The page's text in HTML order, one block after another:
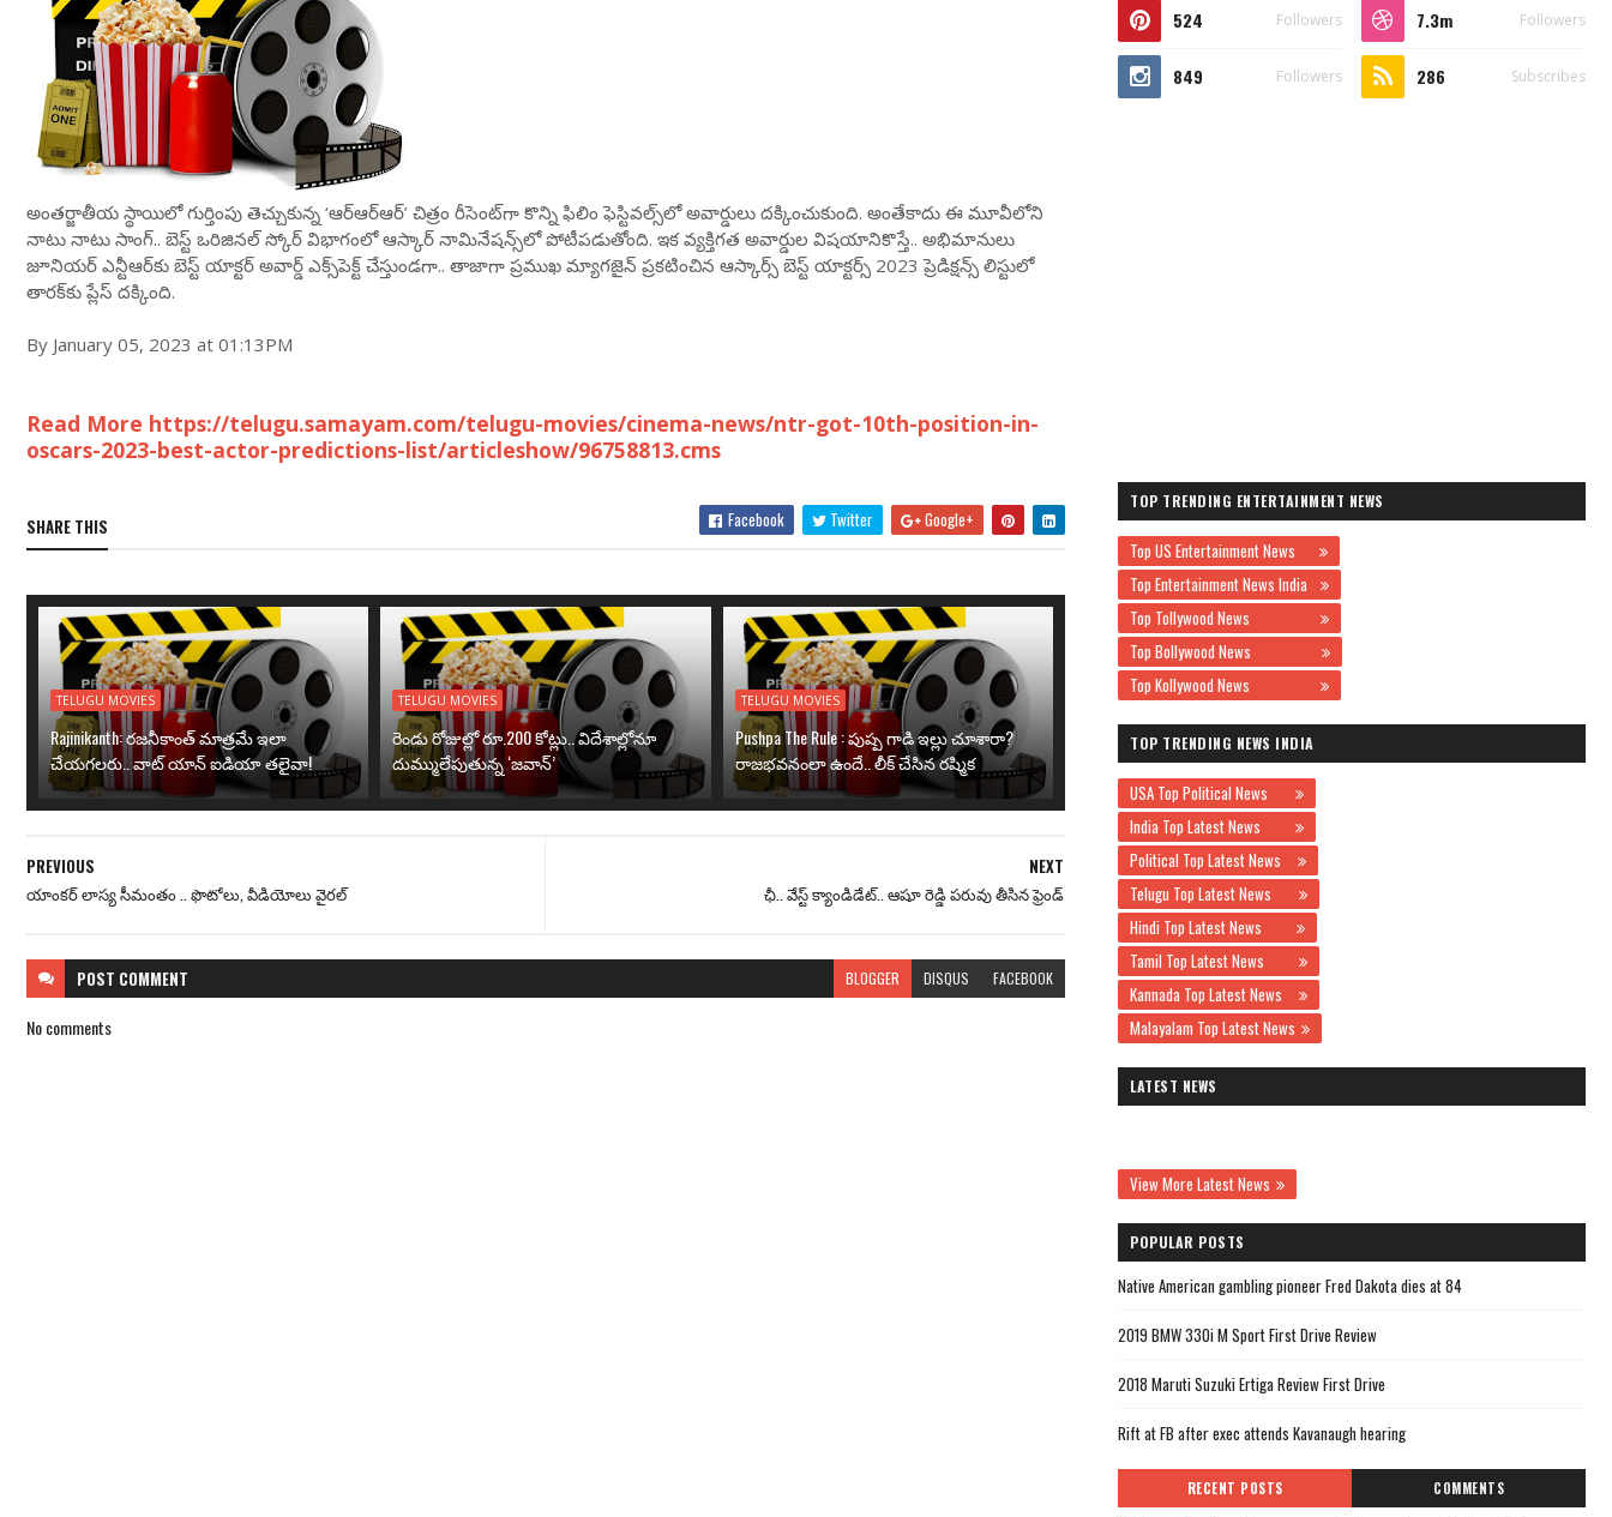
అంతర్జాతీయ స్థాయిలో గుర్తింపు తెచ్చుకున్న ‘ఆర్ఆర్ఆర్’ చిత్రం రీసెంట్‌గా కొన్ని ఫిలిం ఫెస్టివల్స్‌లో అవార్డులు దక్కించుకుంది. అంతేకాదు ఈ మూవీలోని
నాటు నాటు సాంగ్.. బెస్ట్ ఒరిజినల్ స్కోర్ విభాగంలో ఆస్కార్ నామినేషన్స్‌లో పోటీపడుతోంది. ఇక వ్యక్తిగత అవార్డుల విషయానికొస్తే.. అభిమానులు
జూనియర్ ఎన్టీఆర్‌కు బెస్ట్ యాక్టర్ అవార్డ్ ఎక్స్‌పెక్ట్ చేస్తుండగా.. తాజాగా ప్రముఖ మ్యాగజైన్ ప్రకటించిన ఆస్కార్స్ బెస్ట్ యాక్టర్స్ 2023 ప్రెడిక్షన్స్ లిస్టులో
తారక్‌కు ప్లేస్ దక్కింది.
By January 05, 2023 at 01:13PM
Read More https://telugu.samayam.com/telugu-movies/cinema-news/ntr-got-10th-position-in-
oscars-2023-best-actor-predictions-list/articleshow/96758813.cms
SHARE THIS Facebook Twitter Google+
TELUGU MOVIES
Rajinikanth: రజనీకాంత్ మాత్రమే ఇలా
చేయగలరు.. వాట్ యాన్ ఐడియా తలైవా!
TELUGU MOVIES
రెండు రోజుల్లో రూ.200 కోట్లు.. విదేశాల్లోనూ
దుమ్ములేపుతున్న ‘జవాన్’
TELUGU MOVIES
Pushpa The Rule : పుష్ప గాడి ఇల్లు చూశారా?
రాజభవనంలా ఉందే.. లీక్ చేసిన రష్మిక
NEXT
ఛీ.. వేస్ట్ క్యాండిడేట్‌.. ఆషూ రెడ్డి ప‌రువు తీసిన ఫ్రెండ్‌
PREVIOUS
యాంకర్ లాస్య సీమంతం .. ఫొటోలు, వీడియోలు వైరల్
POST COMMENT BLOGGER DISQUS FACEBOOK
No comments
524 Followers 7.3m Followers
849 Followers 286 Subscribes
TOP TRENDING ENTERTAINMENT NEWS
Top US Entertainment News
Top Entertainment News India
Top Tollywood News
Top Bollywood News
Top Kollywood News
TOP TRENDING NEWS INDIA
USA Top Political News
India Top Latest News
Political Top Latest News
Telugu Top Latest News
Hindi Top Latest News
Tamil Top Latest News
Kannada Top Latest News
Malayalam Top Latest News
LATEST NEWS
View More Latest News
POPULAR POSTS
Native American gambling pioneer Fred Dakota dies at 84
2019 BMW 330i M Sport First Drive Review
2018 Maruti Suzuki Ertiga Review First Drive
Rift at FB after exec attends Kavanaugh hearing
RECENT POSTS COMMENTS